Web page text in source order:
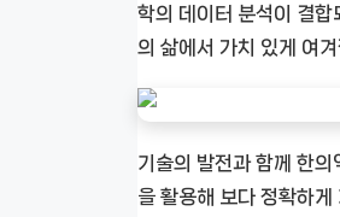
학의 데이터 분석이 결합
의 삶에서 가치 있게 여
기술의 발전과 함께 한
을 활용해 보다 정확하